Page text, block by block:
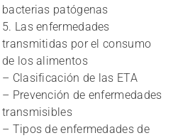
bacterias patógenas
5. Las enfermedades
transmitidas por el consumo
de los alimentos
– Clasificación de las ETA
– Prevención de enfermedades
transmisibles
– Tipos de enfermedades de